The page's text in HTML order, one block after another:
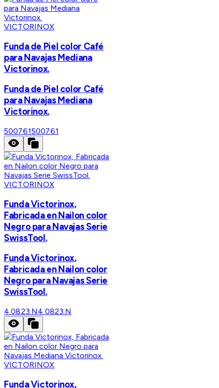
VICTORINOX
Funda de Piel color Café
para Navajas Mediana
Victorinox.
Funda de Piel color Café
para Navajas Mediana
Victorinox.
500761500761
VICTORINOX
Funda Victorinox,
Fabricada en Nailon color
Negro para Navajas Serie
SwissTool.
Funda Victorinox,
Fabricada en Nailon color
Negro para Navajas Serie
SwissTool.
4.0823.N4.0823.N
VICTORINOX
Funda Victorinox,